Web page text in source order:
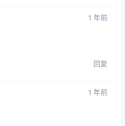
1 年前
回复
1 年前